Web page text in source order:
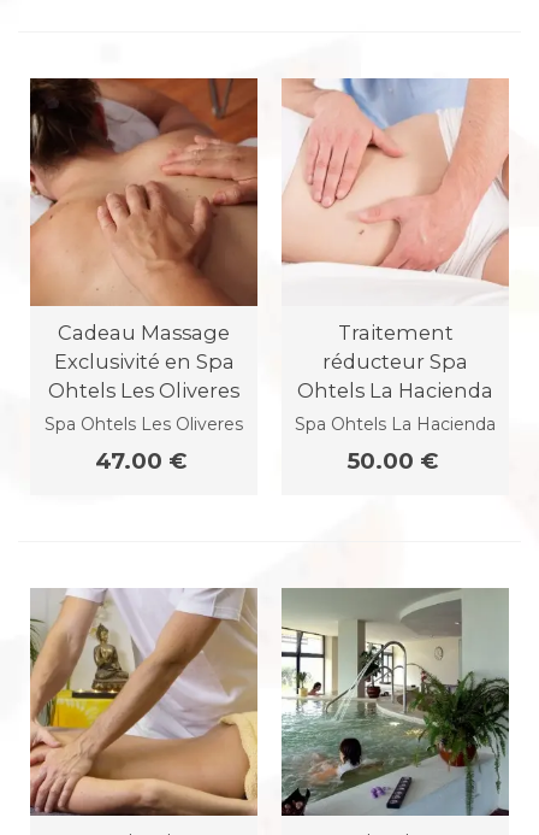
Cadeau Massage
Exclusivité en Spa
Ohtels Les Oliveres
Spa Ohtels Les Oliveres
47.00 €
Traitement
réducteur Spa
Ohtels La Hacienda
Spa Ohtels La Hacienda
50.00 €